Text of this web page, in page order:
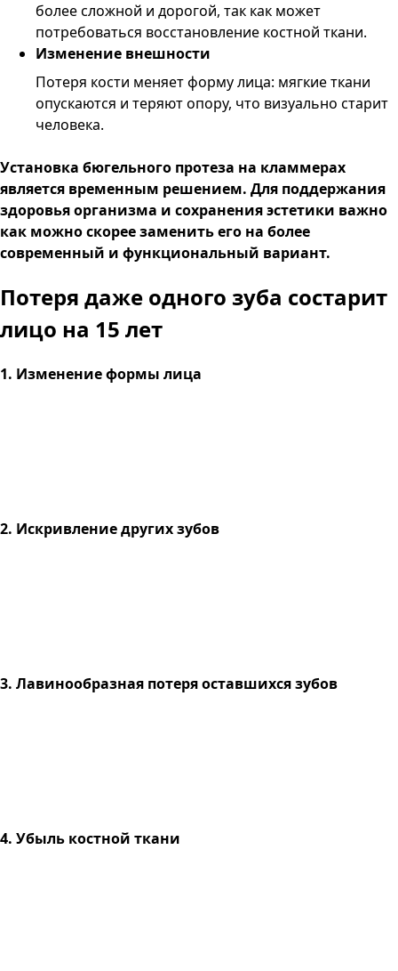
более сложной и дорогой, так как может
потребоваться восстановление костной ткани.
Изменение внешности
Потеря кости меняет форму лица: мягкие ткани
опускаются и теряют опору, что визуально старит
человека.
Установка бюгельного протеза на кламмерах
является временным решением. Для поддержания
здоровья организма и сохранения эстетики важно
как можно скорее заменить его на более
современный и функциональный вариант.
Потеря даже одного зуба состарит
лицо на 15 лет
1. Изменение формы лица
2. Искривление других зубов
3. Лавинообразная потеря оставшихся зубов
4. Убыль костной ткани